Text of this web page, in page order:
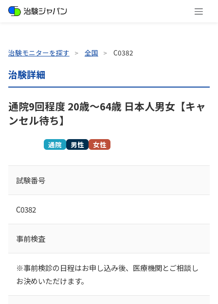
治験モニターを探す 全国 C0382
治験詳細
通院9回程度 20歳～64歳 日本人男女【キャ
ンセル待ち】
通院 男性 女性
試験番号
C0382
事前検査
※事前検診の日程はお申し込み後、医療機関とご相談し
お決めいただけます。